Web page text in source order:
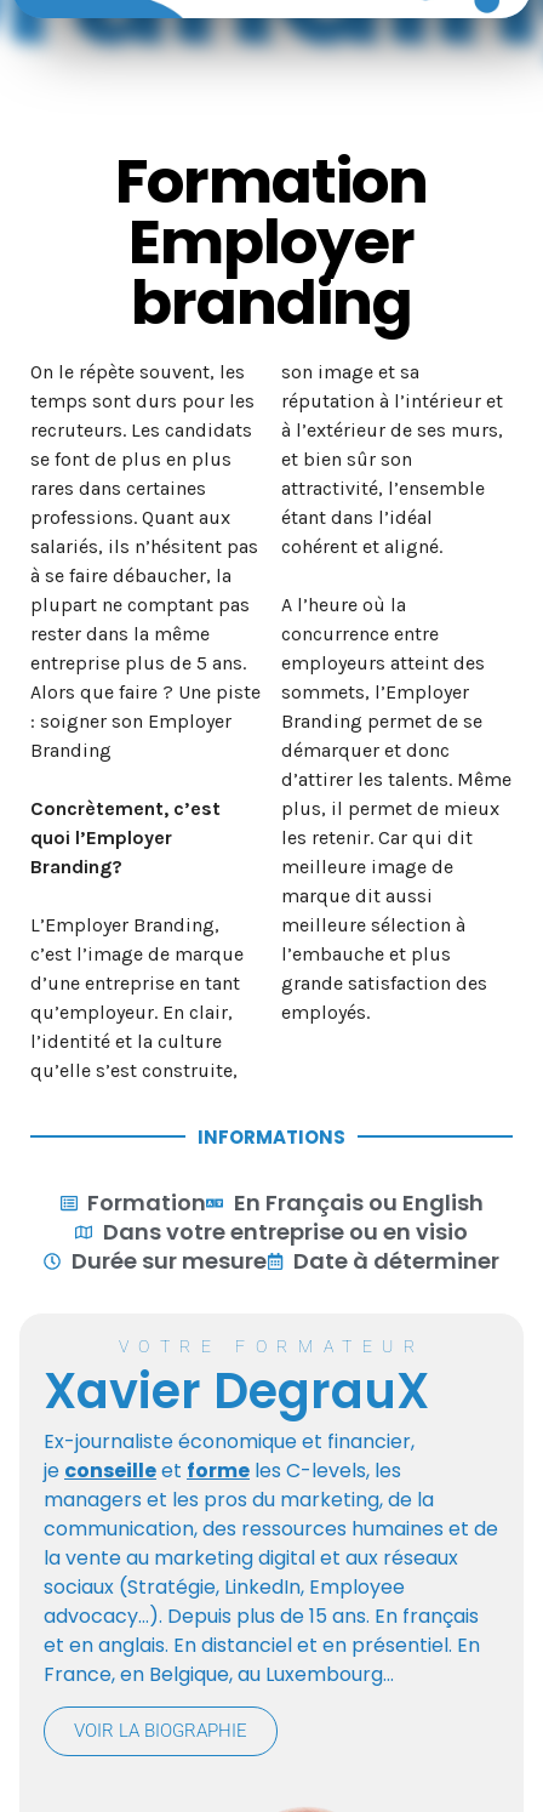
Formation
Employer
branding
On le répète souvent, les
temps sont durs pour les
recruteurs. Les candidats
se font de plus en plus
rares dans certaines
professions. Quant aux
salariés, ils n’hésitent pas
à se faire débaucher, la
plupart ne comptant pas
rester dans la même
entreprise plus de 5 ans.
Alors que faire ? Une piste
: soigner son Employer
Branding
Concrètement, c’est
quoi l’Employer
Branding?
L’Employer Branding,
c’est l’image de marque
d’une entreprise en tant
qu’employeur. En clair,
l’identité et la culture
qu’elle s’est construite,
son image et sa
réputation à l’intérieur et
à l’extérieur de ses murs,
et bien sûr son
attractivité, l’ensemble
étant dans l’idéal
cohérent et aligné.
A l’heure où la
concurrence entre
employeurs atteint des
sommets, l’Employer
Branding permet de se
démarquer et donc
d’attirer les talents. Même
plus, il permet de mieux
les retenir. Car qui dit
meilleure image de
marque dit aussi
meilleure sélection à
l’embauche et plus
grande satisfaction des
employés.
INFORMATIONS
Formation
En Français ou English
Dans votre entreprise ou en visio
Durée sur mesure
Date à déterminer
VOTRE FORMATEUR
Xavier DegrauX
Ex-journaliste économique et financier,
je conseilleet forme les C-levels, les
managers et les pros du marketing, de la
communication, des ressources humaines et de
la vente au marketing digital et aux réseaux
sociaux (Stratégie, LinkedIn, Employee
advocacy…). Depuis plus de 15 ans. En français
et en anglais. En distanciel et en présentiel. En
France, en Belgique, au Luxembourg…
VOIR LA BIOGRAPHIE